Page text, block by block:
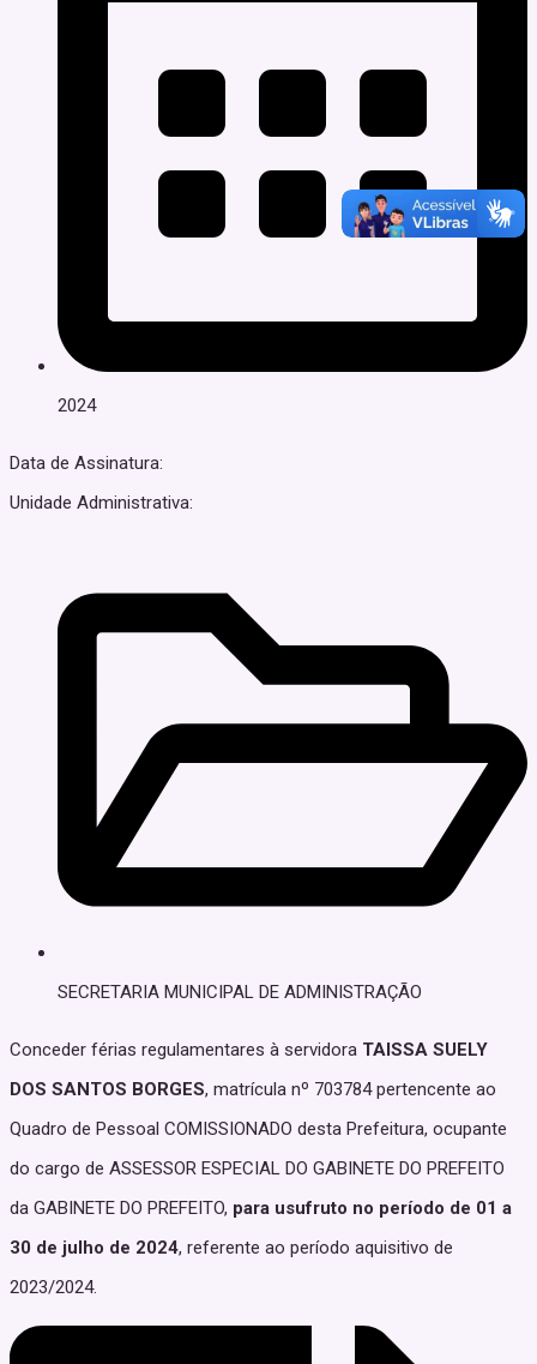
2024
Data de Assinatura:
Unidade Administrativa:
SECRETARIA MUNICIPAL DE ADMINISTRAÇÃO
Conceder férias regulamentares à servidora TAISSA SUELY
DOS SANTOS BORGES, matrícula nº 703784 pertencente ao
Quadro de Pessoal COMISSIONADO desta Prefeitura, ocupante
do cargo de ASSESSOR ESPECIAL DO GABINETE DO PREFEITO
da GABINETE DO PREFEITO, para usufruto no período de 01 a
30 de julho de 2024, referente ao período aquisitivo de
2023/2024.